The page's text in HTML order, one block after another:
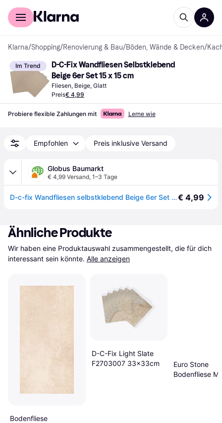
Für Shopper
Klarna/Shopping/Renovierung & Bau/Böden, Wände & Decken/
Im Trend
D-C-Fix Wandfliesen Selbstklebend
Beige 6er Set 15 x 15 cm
Fliesen, Beige, Glatt
Preis€ 4,99
Probiere flexible Zahlungen mit Lerne wie
Empfohlen Preis inklusive Versand
Globus Baumarkt
€ 4,99 Versand, 1–3 Tage
D-c-fix Wandfliesen selbstklebend Beige 6er Set 15 x 15 cm€ 4,99
Ähnliche Produkte
Wir haben eine Produktauswahl zusammengestellt, die für dich
interessant sein könnte. Alle anzeigen
Bodenfliese
D-C-Fix Light Slate
F2703007 33x33cm
Euro Stone
Bodenfliese